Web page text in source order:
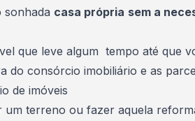
sonhada casa própria sem a
que leve algum tempo até que
do consórcio imobiliário e as
de imóveis
terreno ou fazer aquela